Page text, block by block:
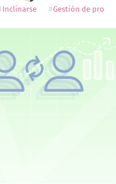
Inclinarse Gestión de